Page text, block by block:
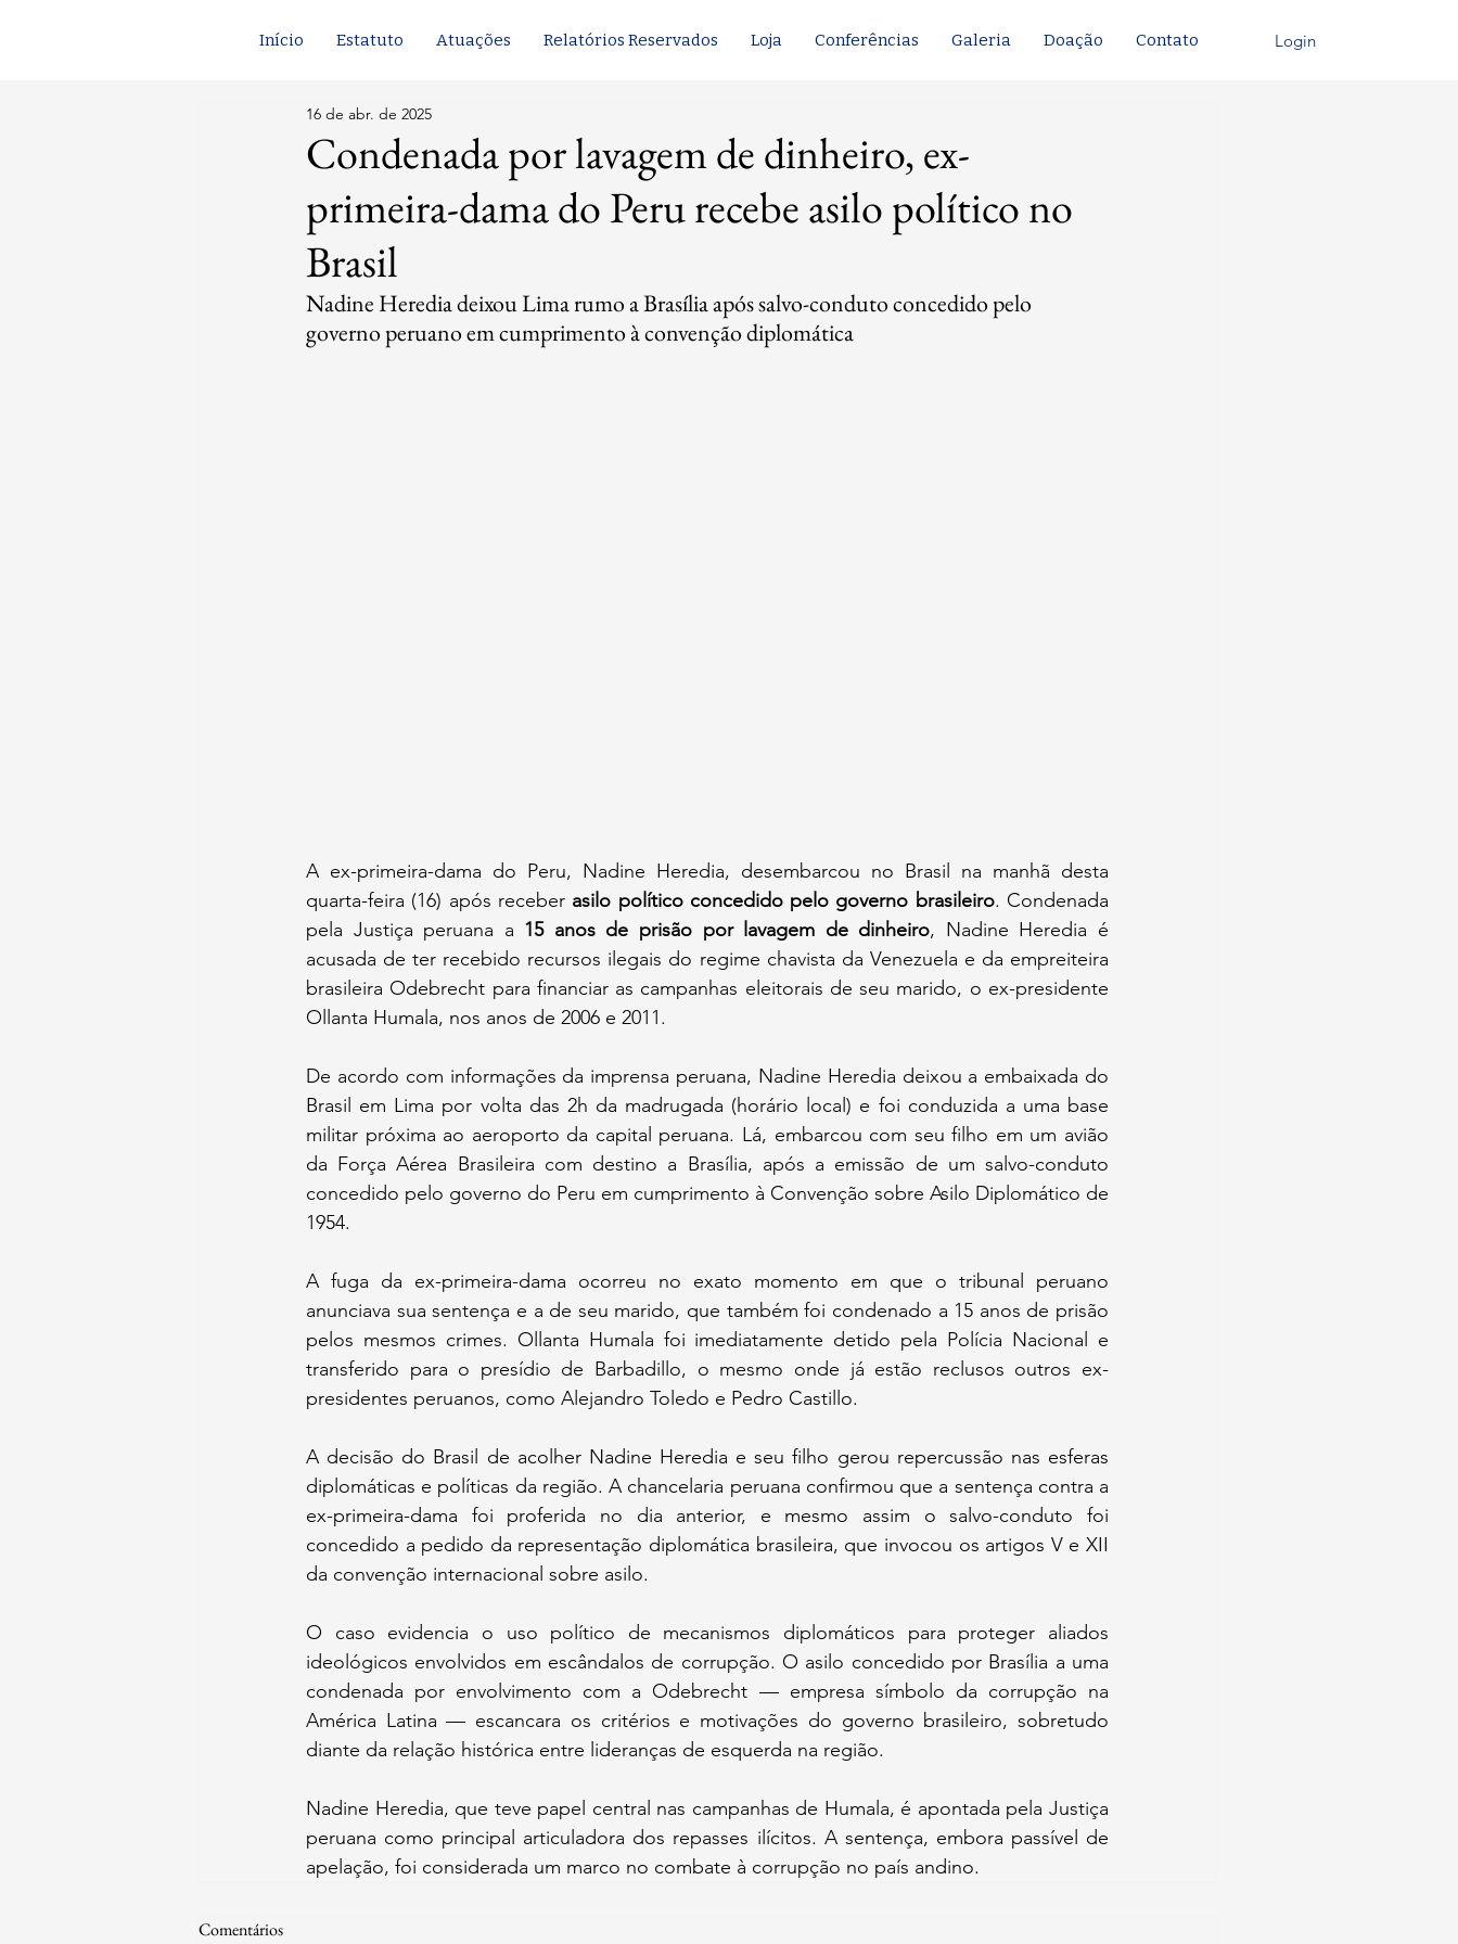
Início Estatuto Atuações Relatórios Reservados Loja Conferências Galeria Doação Contato Login
Condenada por lavagem de dinheiro, ex-
primeira-dama do Peru recebe asilo político no
Brasil
16 de abr. de 2025
Nadine Heredia deixou Lima rumo a Brasília após salvo-conduto concedido pelo
governo peruano em cumprimento à convenção diplomática
A ex-primeira-dama do Peru, Nadine Heredia, desembarcou no Brasil na manhã desta
quarta-feira (16) após receber asilo político concedido pelo governo brasileiro. Condenada
pela Justiça peruana a 15 anos de prisão por lavagem de dinheiro, Nadine Heredia é
acusada de ter recebido recursos ilegais do regime chavista da Venezuela e da empreiteira
brasileira Odebrecht para financiar as campanhas eleitorais de seu marido, o ex-presidente
Ollanta Humala, nos anos de 2006 e 2011.
De acordo com informações da imprensa peruana, Nadine Heredia deixou a embaixada do
Brasil em Lima por volta das 2h da madrugada (horário local) e foi conduzida a uma base
militar próxima ao aeroporto da capital peruana. Lá, embarcou com seu filho em um avião
da Força Aérea Brasileira com destino a Brasília, após a emissão de um salvo-conduto
concedido pelo governo do Peru em cumprimento à Convenção sobre Asilo Diplomático de
1954.
A fuga da ex-primeira-dama ocorreu no exato momento em que o tribunal peruano
anunciava sua sentença e a de seu marido, que também foi condenado a 15 anos de prisão
pelos mesmos crimes. Ollanta Humala foi imediatamente detido pela Polícia Nacional e
transferido para o presídio de Barbadillo, o mesmo onde já estão reclusos outros ex-
presidentes peruanos, como Alejandro Toledo e Pedro Castillo.
A decisão do Brasil de acolher Nadine Heredia e seu filho gerou repercussão nas esferas
diplomáticas e políticas da região. A chancelaria peruana confirmou que a sentença contra a
ex-primeira-dama foi proferida no dia anterior, e mesmo assim o salvo-conduto foi
concedido a pedido da representação diplomática brasileira, que invocou os artigos V e XII
da convenção internacional sobre asilo.
O caso evidencia o uso político de mecanismos diplomáticos para proteger aliados
ideológicos envolvidos em escândalos de corrupção. O asilo concedido por Brasília a uma
condenada por envolvimento com a Odebrecht — empresa símbolo da corrupção na
América Latina — escancara os critérios e motivações do governo brasileiro, sobretudo
diante da relação histórica entre lideranças de esquerda na região.
Nadine Heredia, que teve papel central nas campanhas de Humala, é apontada pela Justiça
peruana como principal articuladora dos repasses ilícitos. A sentença, embora passível de
apelação, foi considerada um marco no combate à corrupção no país andino.
Comentários